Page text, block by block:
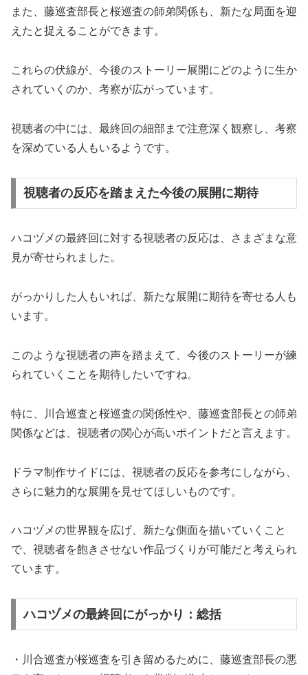
また、藤巡査部長と桜巡査の師弟関係も、新たな局面を迎
えたと捉えることができます。
これらの伏線が、今後のストーリー展開にどのように生か
されていくのか、考察が広がっています。
視聴者の中には、最終回の細部まで注意深く観察し、考察
を深めている人もいるようです。
視聴者の反応を踏まえた今後の展開に期待
ハコヅメの最終回に対する視聴者の反応は、さまざまな意
見が寄せられました。
がっかりした人もいれば、新たな展開に期待を寄せる人も
います。
このような視聴者の声を踏まえて、今後のストーリーが練
られていくことを期待したいですね。
特に、川合巡査と桜巡査の関係性や、藤巡査部長との師弟
関係などは、視聴者の関心が高いポイントだと言えます。
ドラマ制作サイドには、視聴者の反応を参考にしながら、
さらに魅力的な展開を見せてほしいものです。
ハコヅメの世界観を広げ、新たな側面を描いていくこと
で、視聴者を飽きさせない作品づくりが可能だと考えられ
ています。
ハコヅメの最終回にがっかり：総括
・川合巡査が桜巡査を引き留めるために、藤巡査部長の悪